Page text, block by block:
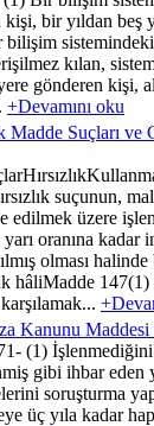
bir yıldan beş
bilişim
kılan,
gönderen kişi,
+Devamını oku
Madde Suçları ve
suçunun,
edilmek üzere
oranına kadar
olması
hâliMadde 147(1)
Kanunu Maddesi
(1)
gibi ihbar eden
soruşturma
üç yıla kadar